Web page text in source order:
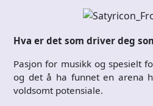
Hva er det som driver deg
Pasjon for musikk og spesielt
og det å ha funnet en arena
voldsomt potensiale.